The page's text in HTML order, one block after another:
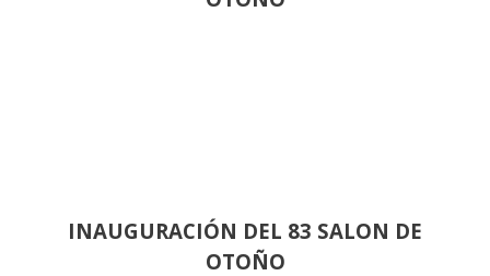
INAUGURACIÓN DEL 83 SALON DE
OTOÑO